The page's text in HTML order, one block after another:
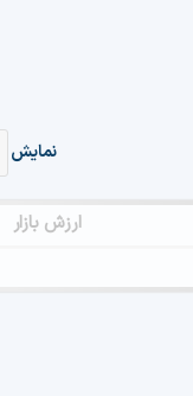
نمایش
ارزش بازار